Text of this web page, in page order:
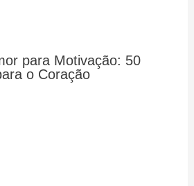
para Motivação: 50
o Coração